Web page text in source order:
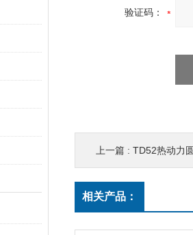
验证码：
上一篇 : TD52热动力
相关产品：